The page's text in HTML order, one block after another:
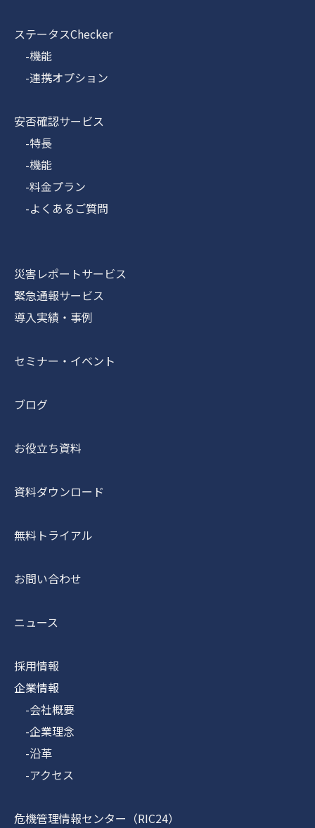
ステータスChecker
-機能
-連携オプション
安否確認サービス
-特長
-機能
-料金プラン
-よくあるご質問
災害レポートサービス
緊急通報サービス
導入実績・事例
セミナー・イベント
ブログ
お役立ち資料
資料ダウンロード
無料トライアル
お問い合わせ
ニュース
採用情報
企業情報
-会社概要
-企業理念
-沿革
-アクセス
危機管理情報センター（RIC24）